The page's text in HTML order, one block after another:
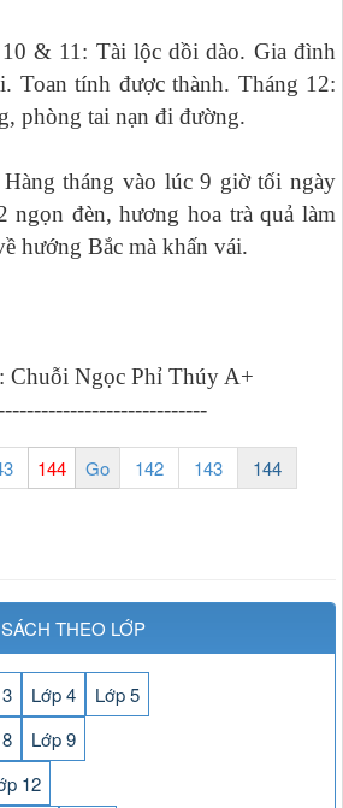
& 11: Tài lộc dồi dào. Gia đình
Toan tính được thành. Tháng 12:
phòng tai nạn đi đường.
tháng vào lúc 9 giờ tối ngày
đèn, hương hoa trà quả làm
hướng Bắc mà khấn vái.
Chuỗi Ngọc Phỉ Thúy A+
142 143
144
SÁCH THEO LỚP
Lớp 4
Lớp 5
Lớp 9
12